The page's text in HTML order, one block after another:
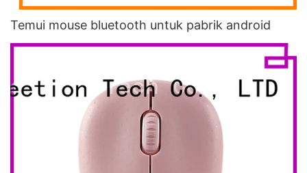
Temui mouse bluetooth untuk pabrik android